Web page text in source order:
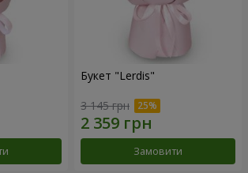
Букет "Lerdis"
3 145 грн
Замовити